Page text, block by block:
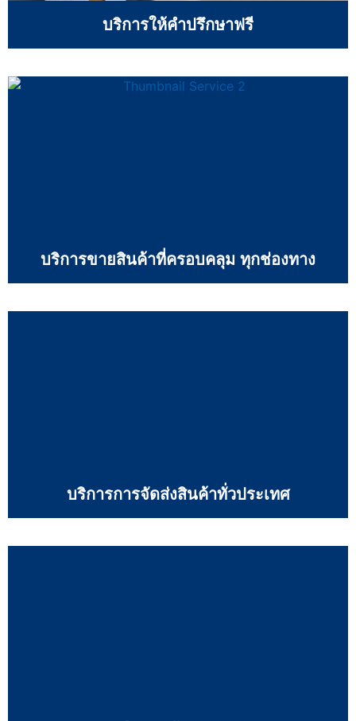
บริการให้คำปรึกษาฟรี
บริการขายสินค้าที่ครอบคลุม ทุกช่องทาง
บริการการจัดส่งสินค้าทั่วประเทศ